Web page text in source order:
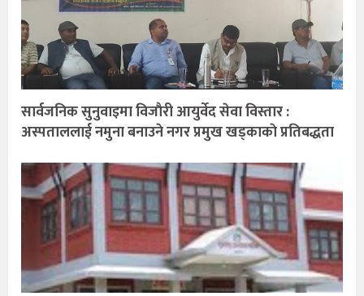
सार्वजनिक सुनुवाइमा विजाैरी आयुर्वेद सेवा विस्तार :
अस्पताललाई नमुना बनाउने नगर प्रमुख खड्काकाे प्रतिबद्धता